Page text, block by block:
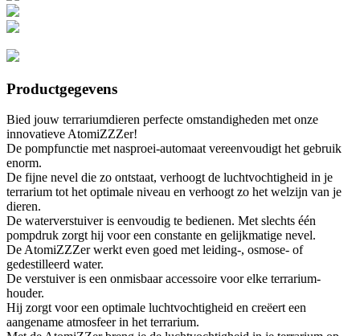
Productgegevens
Bied jouw terrariumdieren perfecte omstandigheden met onze
innovatieve AtomiZZZer!
De pompfunctie met nasproei-automaat vereenvoudigt het gebruik
enorm.
De fijne nevel die zo ontstaat, verhoogt de luchtvochtigheid in je
terrarium tot het optimale niveau en verhoogt zo het welzijn van je
dieren.
De waterverstuiver is eenvoudig te bedienen. Met slechts één
pompdruk zorgt hij voor een constante en gelijkmatige nevel.
De AtomiZZZer werkt even goed met leiding-, osmose- of
gedestilleerd water.
De verstuiver is een onmisbaar accessoire voor elke terrarium-
houder.
Hij zorgt voor een optimale luchtvochtigheid en creëert een
aangename atmosfeer in het terrarium.